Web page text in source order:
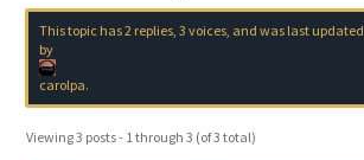
This topic has 2 replies, 3 voices, and was last updated
by
carolpa.
Viewing 3 posts - 1 through 3 (of 3 total)